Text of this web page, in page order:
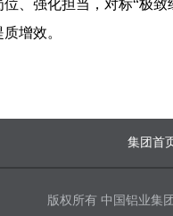
、强化担当，对标“极
增效。
集团首
版权所有 中国铝业集